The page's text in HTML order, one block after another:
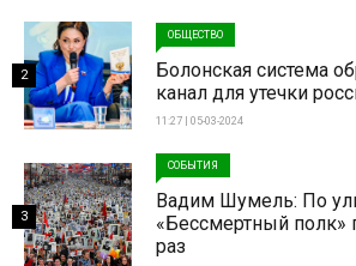
ОБЩЕСТВО
Болонская система
канал для утечки
11:27 | 05-03-2024
2
СОБЫТИЯ
Вадим Шумель: По
«Бессмертный полк»
раз
3